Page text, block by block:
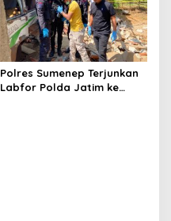
Polres Sumenep Terjunkan
Labfor Polda Jatim ke